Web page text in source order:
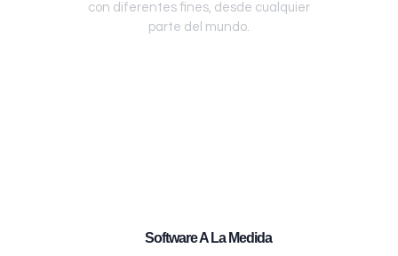
con diferentes fines, desde cualquier
parte del mundo.
Software A La Medida